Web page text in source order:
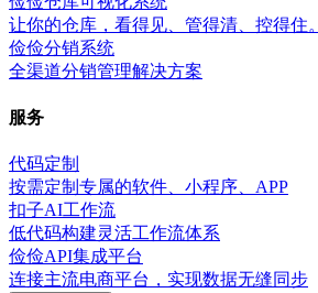
让你的仓库，看得见、管得清、控得住。
俭俭分销系统
全渠道分销管理解决方案
服务
代码定制
按需定制专属的软件、小程序、APP
扣子AI工作流
低代码构建灵活工作流体系
俭俭API集成平台
连接主流电商平台，实现数据无缝同步